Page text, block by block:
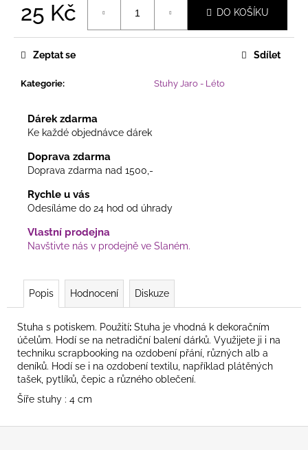
25 Kč DO KOŠÍKU
Kategorie: Stuhy Jaro - Léto
Zeptat se Sdílet
Dárek zdarma
Ke každé objednávce dárek
Doprava zdarma
Doprava zdarma nad 1500,-
Rychle u vás
Odesíláme do 24 hod od úhrady
Vlastní prodejna
Navštivte nás v prodejně ve Slaném.
Popis Hodnocení Diskuze
Stuha s potiskem. Použití: Stuha je vhodná k dekoračním
účelům. Hodí se na netradiční balení dárků. Využijete ji i na
techniku scrapbooking na ozdobení přání, různých alb a
deníků. Hodí se i na ozdobení textilu, například plátěných
tašek, pytlíků, čepic a různého oblečení.
Šíře stuhy : 4 cm
PODZIMNÍ
SE
LISTÍM
Z